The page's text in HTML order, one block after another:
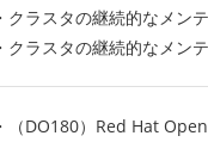
・クラスタの継続的なメン
・クラスタの継続的なメン
・（DO180）Red Hat